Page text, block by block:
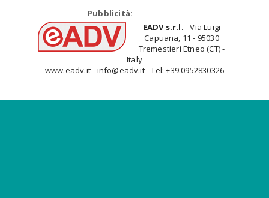
Pubblicità:
EADV s.r.l. - Via Luigi
Capuana, 11 - 95030
Tremestieri Etneo (CT) -
Italy
www.eadv.it - info@eadv.it - Tel: +39.0952830326